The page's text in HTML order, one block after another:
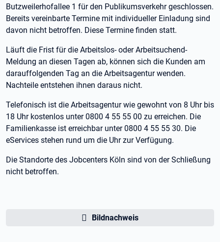
Butzweilerhofallee 1 für den Publikumsverkehr geschlossen.
Bereits vereinbarte Termine mit individueller Einladung sind
davon nicht betroffen. Diese Termine finden statt.
Läuft die Frist für die Arbeitslos- oder Arbeitsuchend-
Meldung an diesen Tagen ab, können sich die Kunden am
darauffolgenden Tag an die Arbeitsagentur wenden.
Nachteile entstehen ihnen daraus nicht.
Telefonisch ist die Arbeitsagentur wie gewohnt von 8 Uhr bis
18 Uhr kostenlos unter 0800 4 55 55 00 zu erreichen. Die
Familienkasse ist erreichbar unter 0800 4 55 55 30. Die
eServices stehen rund um die Uhr zur Verfügung.
Die Standorte des Jobcenters Köln sind von der Schließung
nicht betroffen.
Bildnachweis